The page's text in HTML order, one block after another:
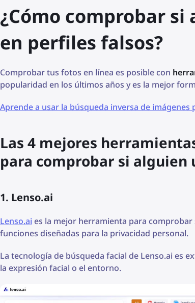
¿Cómo comprobar
en perfiles falsos?
Comprobar tus fotos en línea es posible con
popularidad en los últimos años y es la mejor
Aprende a usar la búsqueda inversa de
Las 4 mejores
para comprobar si alguien
1. Lenso.ai
Lenso.ai es la mejor herramienta para
funciones diseñadas para la privacidad personal.
La tecnología de búsqueda facial de Lenso.ai es
la expresión facial o el entorno.